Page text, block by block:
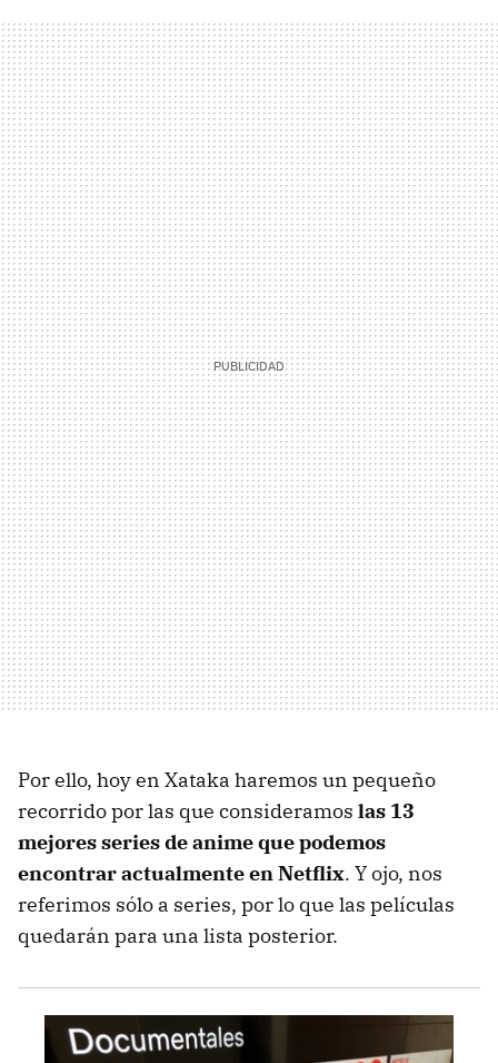
Por ello, hoy en Xataka haremos un pequeño
recorrido por las que consideramos las 13
mejores series de anime que podemos
encontrar actualmente en Netflix. Y ojo, nos
referimos sólo a series, por lo que las películas
quedarán para una lista posterior.